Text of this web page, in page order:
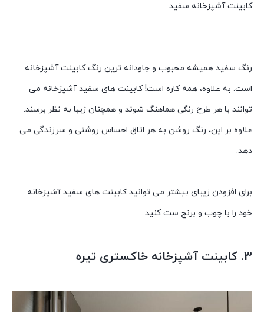
کابینت آشپزخانه سفید
رنگ سفید همیشه محبوب و جاودانه ترین رنگ کابینت آشپزخانه
است. به علاوه، همه کاره است! کابینت های سفید آشپزخانه می
توانند با هر طرح رنگی هماهنگ شوند و همچنان زیبا به نظر برسند.
علاوه بر این، رنگ روشن به هر اتاق احساس روشنی و سرزندگی می
دهد.
برای افزودن زیبای بیشتر می توانید کابینت های سفید آشپزخانه
خود را با چوب و برنج ست کنید.
3. کابینت آشپزخانه خاکستری تیره